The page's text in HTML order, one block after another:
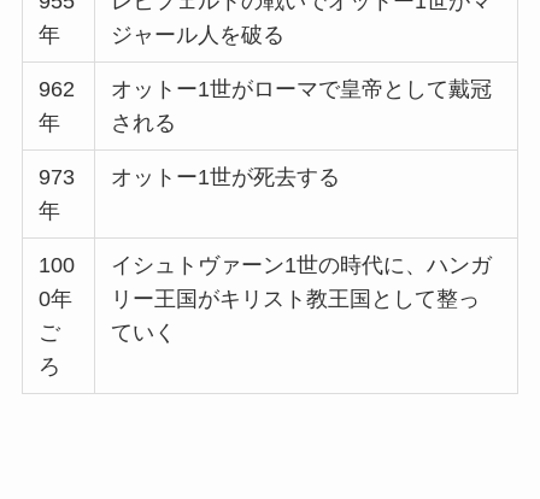
年
ジャール人を破る
962
年
オットー1世がローマで皇帝として戴冠
される
973
年
オットー1世が死去する
100
0年
ご
ろ
イシュトヴァーン1世の時代に、ハンガ
リー王国がキリスト教王国として整っ
ていく